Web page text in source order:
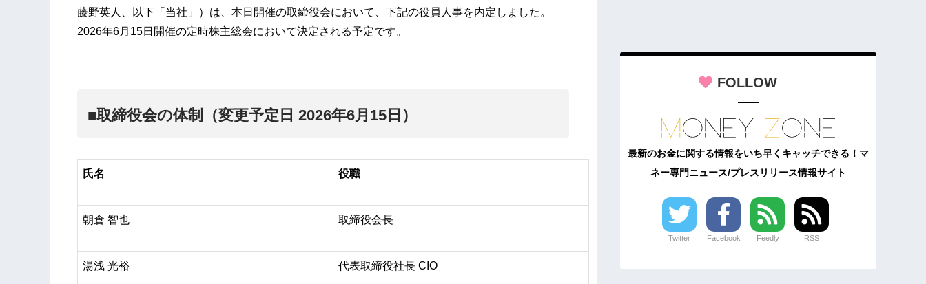
藤野英人、以下「当社」）は、本日開催の取締役会において、下記の役員人事を内定しました。
2026年6月15日開催の定時株主総会において決定される予定です。
■取締役会の体制（変更予定日 2026年6月15日）
氏名 役職
朝倉 智也 取締役会長
湯浅 光裕 代表取締役社長 CIO
FOLLOW
最新のお金に関する情報をいち早くキャッチできる！マ
ネー専門ニュース/プレスリリース情報サイト
Twitter Facebook Feedly RSS